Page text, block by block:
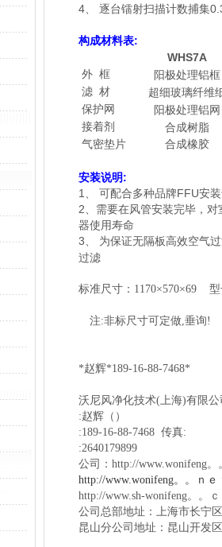
4、 逐台镭射扫描计数捕集
构成材料表:
WHS7A
外 框 阳极处理铝框
滤 材 超细玻璃纤维
保护网 阳极处理铝网
接着剂 合成树脂
气密垫片 合成橡胶
安装说明:
1、 可配合多种品牌FFU安
2、 需要在风管安装完毕，
器使用寿命
3、 为保证无隔板高效空气
过滤
标准尺寸：1170×570×69 型
注:非标尺寸可定做,垂询!
*赵辉*189-16-88-7468*
沃尼风净化技术(上海)有限公
:赵辉（）
:189-16-88-7468 传真:
:2640179899
公司：http://www.wonifeng。
http://www.wonifeng。。ｎｅ
http://www.sh-wonifeng。。
公司总部地址：上海市长宁
昆山分公司地址：昆山开发